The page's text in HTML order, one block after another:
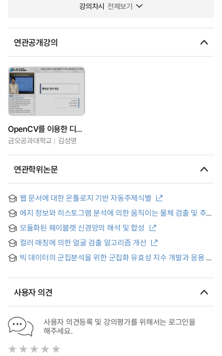
강의차시 전체보기
연관공개강의
OpenCV를 이용한 디지털영상 처리
금오공과대학교 김성영
연관학위논문
웹 문서에 대한 온톨로지 기반 자동주제식별
에지 정보와 히스토그램 분석에 의한 움직이는 물체 검출 및 추적
Information and Histogram Analysis
모듈화된 웨이블렛 신경망의 해석 및 합성
컬러 매칭에 의한 얼굴 검출 알고리즘 개선
빅 데이터의 군집분석을 위한 군집화 유효성 지수 개발과 응용 =
사용자 의견
사용자 의견등록 및 강의평가를 위해서는 로그인을
해주세요.